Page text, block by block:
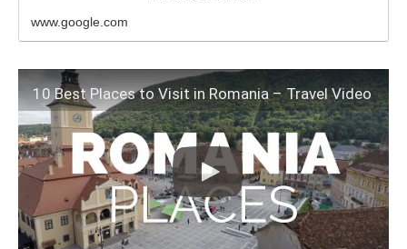
www.google.com
10 Best Places to Visit in Romania – Travel Video